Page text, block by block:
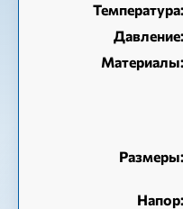
Температура:
Давление:
Материалы:
Размеры:
Напор: